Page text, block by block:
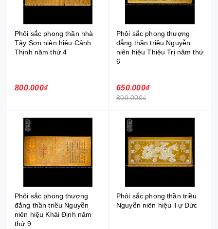
Phôi sắc phong thần nhà
Tây Sơn niên hiệu Cảnh
Thịnh năm thứ 4
800.000₫
Phôi sắc phong thượng
đẳng thần triều Nguyễn
niên hiệu Thiệu Trị năm thứ
6
650.000₫
800.000₫
Phôi sắc phong thượng
đẳng thần triều Nguyễn
niên hiệu Khải Định năm
thứ 9
Phôi sắc phong thần triều
Nguyễn niên hiệu Tự Đức